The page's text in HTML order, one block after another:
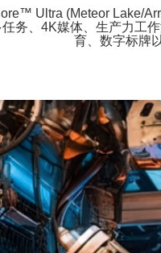
Ultra (Meteor Lake/
务、4K媒体、生产力工
育、数字标牌